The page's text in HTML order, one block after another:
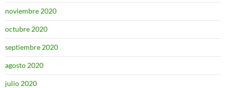
noviembre 2020
octubre 2020
septiembre 2020
agosto 2020
julio 2020